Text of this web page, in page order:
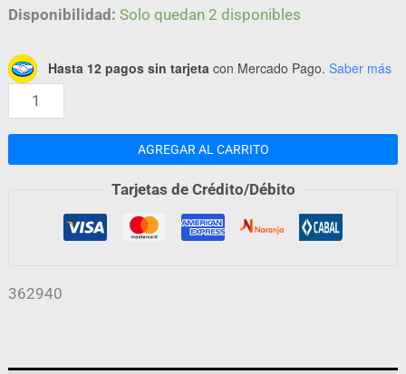
Disponibilidad: Solo quedan 2 disponibles
Hasta 12 pagos sin tarjeta con Mercado Pago. Saber más
AGREGAR AL CARRITO
Tarjetas de Crédito/Débito
362940